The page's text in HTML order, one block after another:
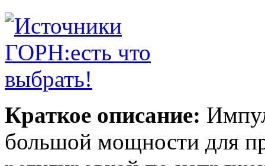
Краткое описание:
большой мощности для